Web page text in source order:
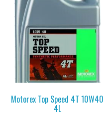
Motorex Top Speed 4T 10W40
4L